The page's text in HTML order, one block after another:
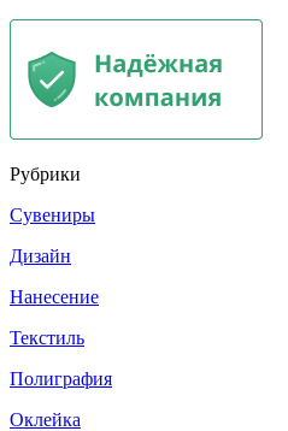
Рубрики
Сувениры
Дизайн
Нанесение
Текстиль
Полиграфия
Оклейка